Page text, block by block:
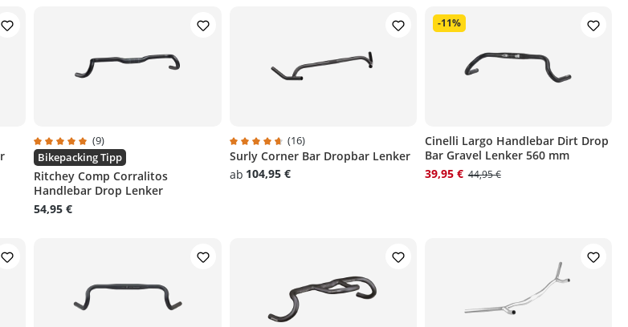
5 von 5 Sternen
Durchschnittliche Bewertung von 5 von 5 Sternen
(9)
Bikepacking Tipp
Ritchey Comp Corralitos
Handlebar Drop Lenker
54,95 €
Durchschnittliche Bewertung von 4.8 von 5 Sternen
(16)
Surly Corner Bar Dropbar Lenker
ab 104,95 €
Cinelli Largo Handlebar Dirt Drop
Bar Gravel Lenker 560 mm
39,95 € 44,95 €
-11%